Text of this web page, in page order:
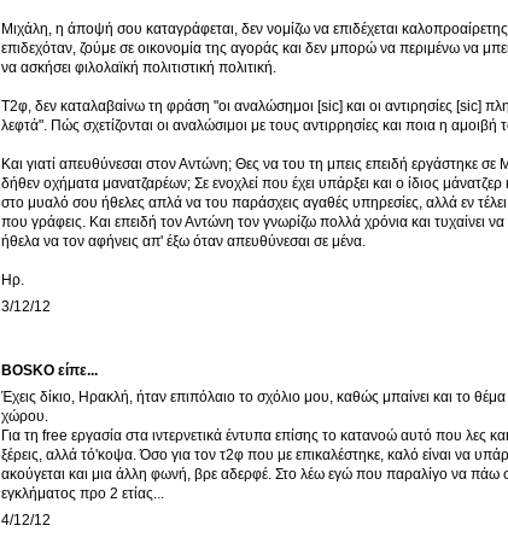
Μιχάλη, η άποψή σου καταγράφεται, δεν νομίζω να επιδέχεται
επιδεχόταν, ζούμε σε οικονομία της αγοράς και δεν μπορώ να περιμένω να
να ασκήσει φιλολαϊκή πολιτιστική πολιτική.
Τ2φ, δεν καταλαβαίνω τη φράση "οι αναλώσημοι [sic] και οι αντιρησίες [sic]
λεφτά". Πώς σχετίζονται οι αναλώσιμοι με τους αντιρρησίες και ποια η αμοιβή
Και γιατί απευθύνεσαι στον Αντώνη; Θες να του τη μπεις επειδή εργάστηκε
δήθεν οχήματα μανατζαρέων; Σε ενοχλεί που έχει υπάρξει και ο ίδιος
στο μυαλό σου ήθελες απλά να του παράσχεις αγαθές υπηρεσίες, αλλά εν
που γράφεις. Και επειδή τον Αντώνη τον γνωρίζω πολλά χρόνια και τυχαίνει
ήθελα να τον αφήνεις απ' έξω όταν απευθύνεσαι σε μένα.
Ηρ.
3/12/12
BOSKO είπε...
Έχεις δίκιο, Ηρακλή, ήταν επιπόλαιο το σχόλιο μου, καθώς μπαίνει και το
χώρου.
Για τη free εργασία στα ιντερνετικά έντυπα επίσης το κατανοώ αυτό που λες
ξέρεις, αλλά τό'κοψα. Όσο για τον τ2φ που με επικαλέστηκε, καλό είναι να
ακούγεται και μια άλλη φωνή, βρε αδερφέ. Στο λέω εγώ που παραλίγο να πάω
εγκλήματος προ 2 ετίας...
4/12/12